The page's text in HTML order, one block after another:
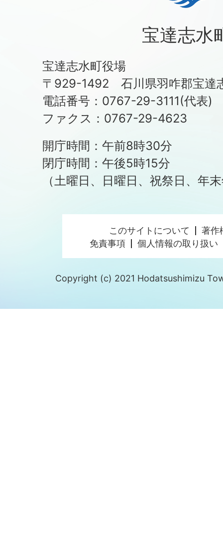
宝達志水
宝達志水町役場
〒929-1492 石川県羽咋郡宝達
電話番号：0767-29-3111(代表)
ファクス：0767-29-4623
開庁時間：午前8時30分
閉庁時間：午後5時15分
（土曜日、日曜日、祝祭日、年
このサイトについて
著作
免責事項
個人情報の取り扱い
Copyright (c) 2021 Hodatsushimizu